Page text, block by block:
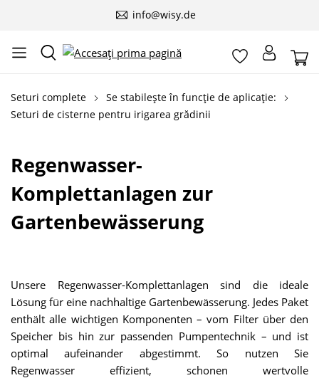
info@wisy.de
Seturi complete
Se stabilește în funcție de aplicație:
Seturi de cisterne pentru irigarea grădinii
Regenwasser-
Komplettanlagen zur
Gartenbewässerung
Unsere Regenwasser-Komplettanlagen sind die ideale
Lösung für eine nachhaltige Gartenbewässerung. Jedes Paket
enthält alle wichtigen Komponenten – vom Filter über den
Speicher bis hin zur passenden Pumpentechnik – und ist
optimal aufeinander abgestimmt. So nutzen Sie
Regenwasser effizient, schonen wertvolle